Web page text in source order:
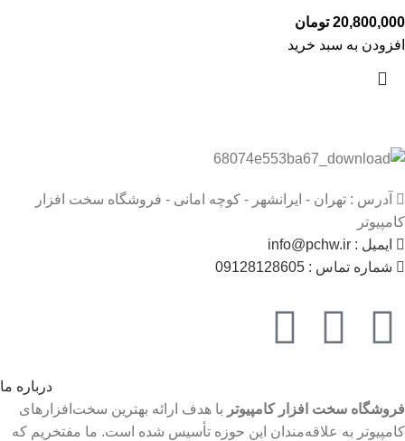
20,800,000 تومان
افزودن به سبد خرید
آدرس : تهران - ایرانشهر - کوچه امانی - فروشگاه سخت افزار
کامپیوتر
ایمیل : info@pchw.ir
شماره تماس : 09128128605
درباره ما
فروشگاه سخت افزار کامپیوتر با هدف ارائه بهترین سخت‌افزارهای
کامپیوتر به علاقه‌مندان این حوزه تأسیس شده است. ما مفتخریم که